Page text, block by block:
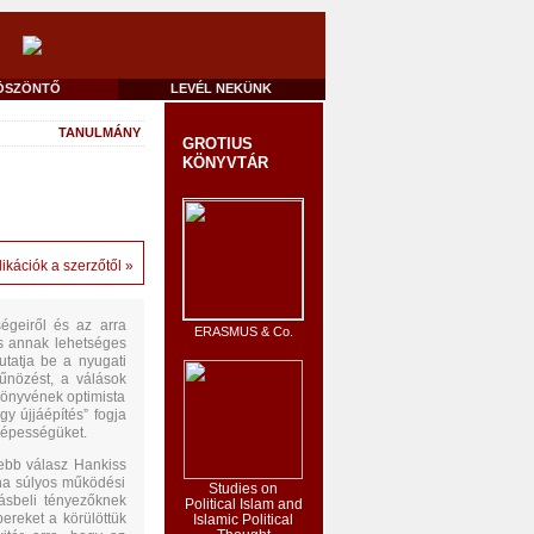
LEVÉL NEKÜNK
TANULMÁNY
a szerzőtől »
és az arra
annak lehetséges
be a nyugati
a válások
optimista
újjáépítés” fogja
válasz Hankiss
súlyos működési
tényezőknek
a körülöttük
GROTIUS
KÖNYVTÁR
ERASMUS & Co.
Studies on
Political Islam and
Islamic Political